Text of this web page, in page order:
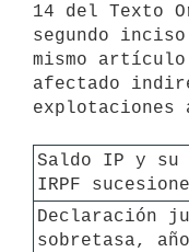
14 del Texto
segundo
mismo
afectado
explotaciones
Saldo IP y su
IRPF
Declaración
sobretasa,